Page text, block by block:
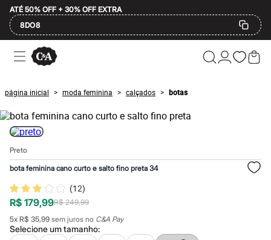
ATÉ 50% OFF + 30% OFF EXTRA
8DO8
Ofertas
Compre por Departamento
Masculino
Infantil
Calçados
Plus Size
2 calçados por R$189
3 lingeries por R$99
3 itens de beleza por R$129
Até 20% off
Até 40% off
Até 60% off
A partir de 60% off
Feminino
Em alta
página inicial > moda feminina > calçados > botas
Preto
bota feminina cano curto e salto fino preta 34
(12)
R$ 179,99R$ 249,99
5x R$ 35,99 sem juros no C&A Pay
Selecione umtamanho: